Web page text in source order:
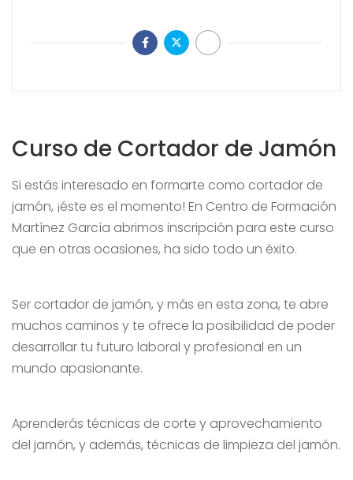
Curso de Cortador de Jamón
Si estás interesado en formarte como cortador de
jamón, ¡éste es el momento! En Centro de Formación
Martínez García abrimos inscripción para este curso
que en otras ocasiones, ha sido todo un éxito.
Ser cortador de jamón, y más en esta zona, te abre
muchos caminos y te ofrece la posibilidad de poder
desarrollar tu futuro laboral y profesional en un
mundo apasionante.
Aprenderás técnicas de corte y aprovechamiento
del jamón, y además, técnicas de limpieza del jamón.